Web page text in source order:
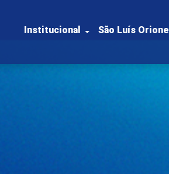
Institucional São Luís Orione